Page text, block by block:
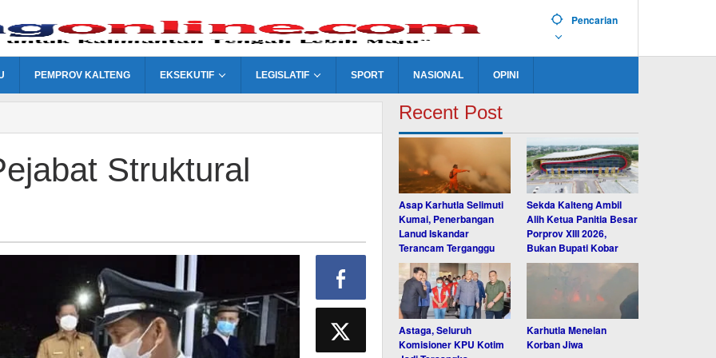
Pencarian
PEMPROV KALTENG EKSEKUTIF LEGISLATIF SPORT NASIONAL OPINI
Struktural
Recent Post
Asap Karhutla Selimuti
Kumai, Penerbangan
Lanud Iskandar
Terancam Terganggu
Sekda Kalteng Ambil
Alih Ketua Panitia Besar
Porprov XIII 2026,
Bukan Bupati Kobar
Astaga, Seluruh
Komisioner KPU Kotim
Karhutla Menelan
Korban Jiwa